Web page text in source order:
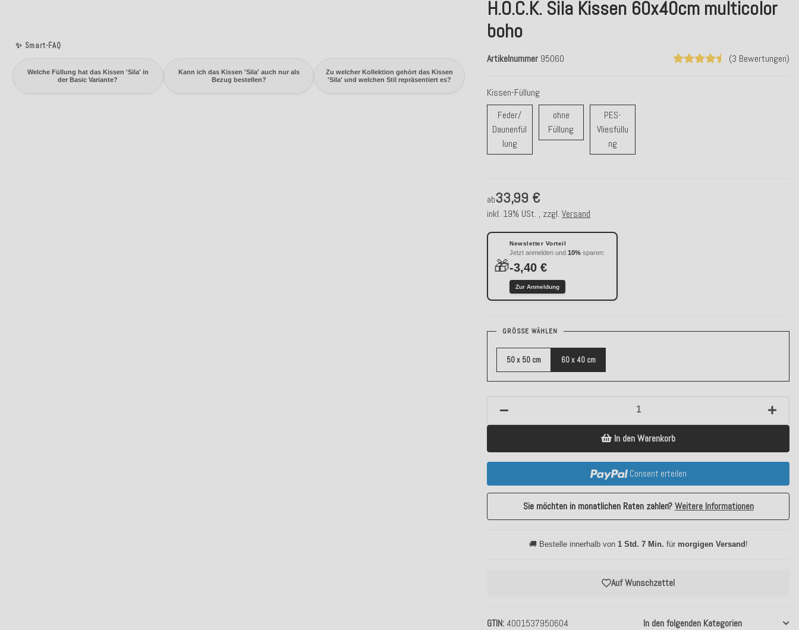
✨ Smart-FAQ
Welche Füllung hat das Kissen 'Sila' in
der Basic Variante?
Kann ich das Kissen 'Sila' auch nur als
Bezug bestellen?
Zu welcher Kollektion gehört das Kissen
'Sila' und welchen Stil repräsentiert es?
H.O.C.K. Sila Kissen 60x40cm multicolor
boho
(3 Bewertungen)
Artikelnummer 95060
GTIN 4001537950604 In den folgenden Kategorien
Kissen-Füllung
Feder/
Daunenfül
lungFeder/ Daunenfüllung
ohne
Füllung ohne Füllung
PES-
Vliesfüllu
ngPES-Vliesfüllung
ab33,99 €
inkl. 19% USt. , zzgl.Versand
🎁
Newsletter Vorteil
Jetzt anmelden und10% sparen:
-3,40 €
Zur Anmeldung
Auf Wunschzettel
GRÖSSE WÄHLEN
50 x 50 cm 60 x 40 cm
In den Warenkorb
Consent erteilen
Sie möchten in monatlichen Raten zahlen?Weitere Informationen
🚚 Bestelle innerhalb von 1 Std. 7 Min. für morgigen Versand !